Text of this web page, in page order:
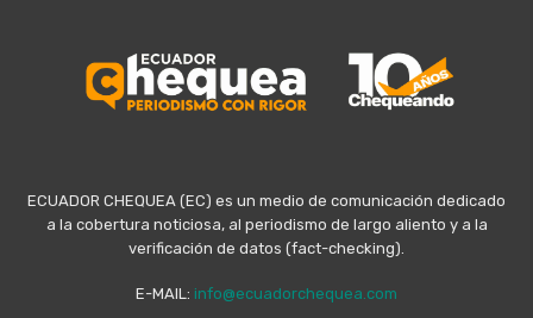
ECUADOR CHEQUEA (EC) es un medio de comunicación dedicado
a la cobertura noticiosa, al periodismo de largo aliento y a la
verificación de datos (fact-checking).
E-MAIL: info@ecuadorchequea.com